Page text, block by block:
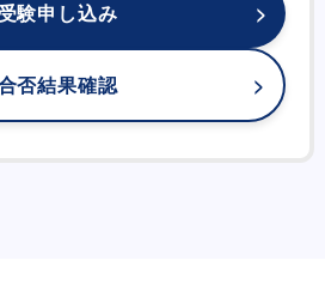
受験申し込み
否結果確認